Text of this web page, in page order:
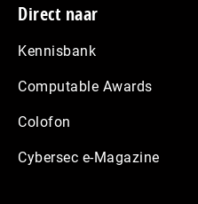
Footer
Direct naar
Kennisbank
Computable Awards
Colofon
Cybersec e-Magazine